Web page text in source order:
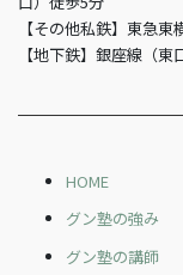
【その他私鉄】東急
【地下鉄】銀座線（東
HOME
グン塾の強み
グン塾の講師